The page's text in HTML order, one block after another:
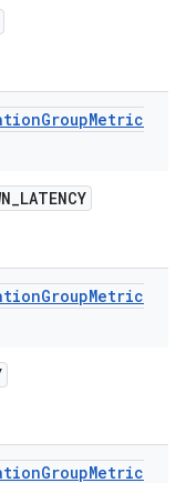
GroupMetric
_LATENCY
GroupMetric
GroupMetric